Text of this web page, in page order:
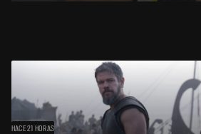
HACE 21 HORAS